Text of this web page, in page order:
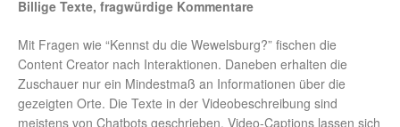
Billige Texte, fragwürdige Kommentare
Mit Fragen wie “Kennst du die Wewelsburg?” fischen die
Content Creator nach Interaktionen. Daneben erhalten die
Zuschauer nur ein Mindestmaß an Informationen über die
gezeigten Orte. Die Texte in der Videobeschreibung sind
meistens von Chatbots geschrieben. Video-Captions lassen sich